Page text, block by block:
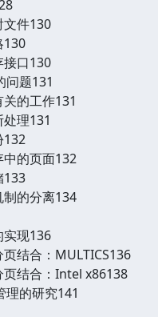
件130
口130
题131
的工作131
理131
的页面132
的分离134
现136
结合：MULTICS136
结合：Intel x86138
的研究141